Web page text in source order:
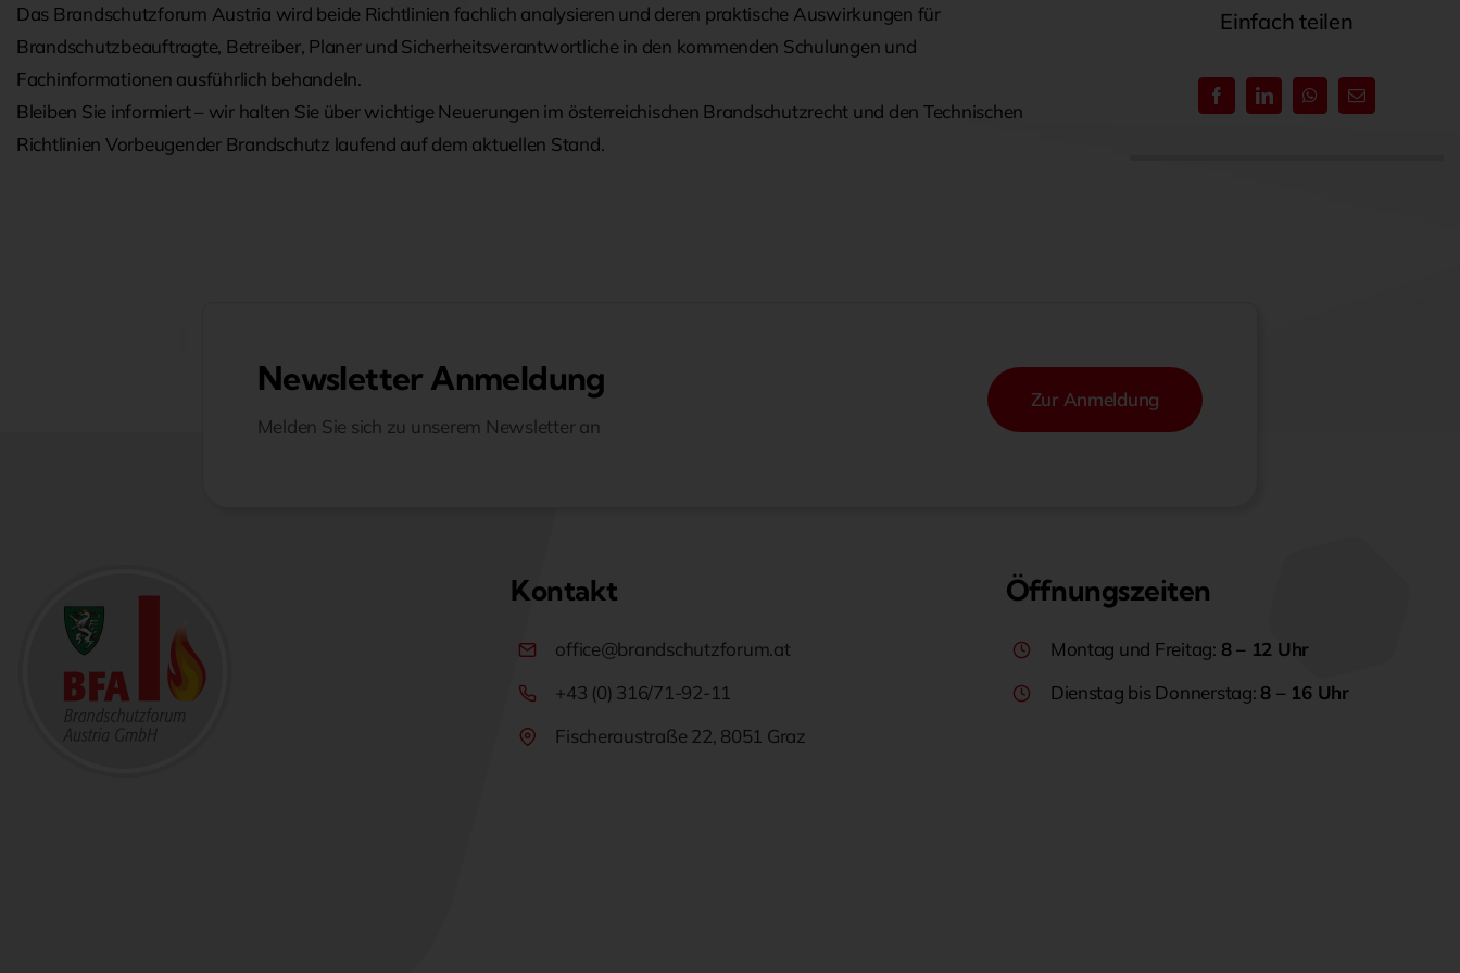
Das Brandschutzforum Austria wird beide Richtlinien fachlich analysieren und deren praktische Auswirkungen für
Brandschutzbeauftragte, Betreiber, Planer und Sicherheitsverantwortliche in den kommenden Schulungen und
Fachinformationen ausführlich behandeln.
Bleiben Sie informiert – wir halten Sie über wichtige Neuerungen im österreichischen Brandschutzrecht und den Technischen
Richtlinien Vorbeugender Brandschutz laufend auf dem aktuellen Stand.
Einfach teilen
Newsletter Anmeldung
Melden Sie sich zu unserem Newsletter an
Zur Anmeldung
Kontakt
office@brandschutzforum.at
+43 (0) 316/71-92-11
Fischeraustraße 22, 8051 Graz
Öffnungszeiten
Montag und Freitag: 8 – 12 Uhr
Dienstag bis Donnerstag: 8 – 16 Uhr